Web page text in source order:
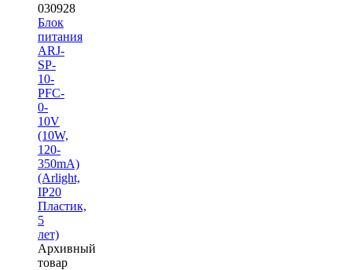
030928
Блок
питания
ARJ-
SP-
10-
PFC-
0-
10V
(10W,
120-
350mA)
(Arlight,
IP20
Пластик,
5
лет)
Архивный
товар